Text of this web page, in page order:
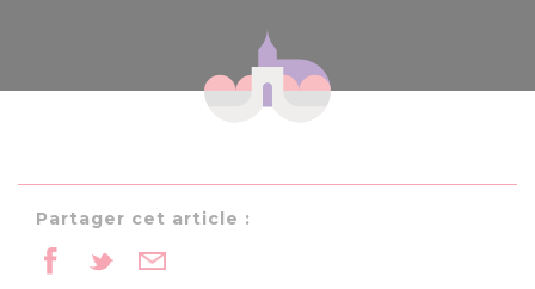
Partager cet article :